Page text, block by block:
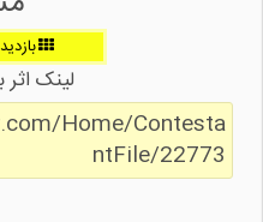
لینک اثر
Home/Contesta
ntFile/22773